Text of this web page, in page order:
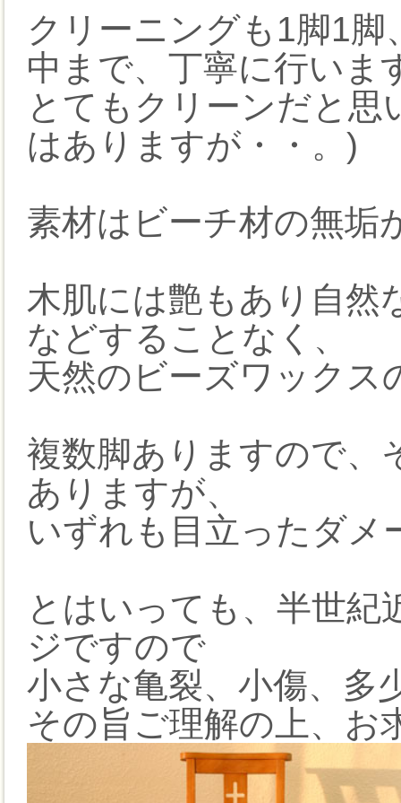
クリーニングも1脚1
中まで、丁寧に行いま
とてもクリーンだと
はありますが・・。)
素材はビーチ材の無垢
木肌には艶もあり自然
などすることなく、
天然のビーズワックス
複数脚ありますので、
ありますが、
いずれも目立ったダメ
とはいっても、半世紀
ジですので
小さな亀裂、小傷、多
その旨ご理解の上、お